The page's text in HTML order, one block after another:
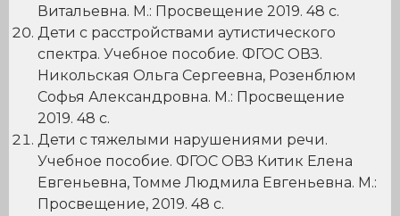
Витальевна. М.: Просвещение 2019. 48 с.
Дети с расстройствами аутистического
спектра. Учебное пособие. ФГОС ОВЗ.
Никольская Ольга Сергеевна, Розенблюм
Софья Александровна. М.: Просвещение
2019. 48 с.
Дети с тяжелыми нарушениями речи.
Учебное пособие. ФГОС ОВЗ Китик Елена
Евгеньевна, Томме Людмила Евгеньевна. М.:
Просвещение, 2019. 48 с.